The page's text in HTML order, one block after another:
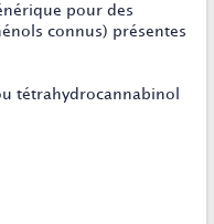
pour des
connus) présentes
tétrahydrocannabinol